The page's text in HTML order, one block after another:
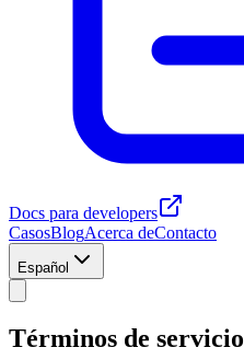
Docs para developers
CasosBlogAcerca deContacto
Español
Términos de servicio